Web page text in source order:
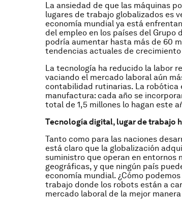
La ansiedad de que las máquinas
lugares de trabajo globalizados es
economía mundial ya está
del empleo en los países del Grupo
podría aumentar hasta más de 60
tendencias actuales de crecimiento
La tecnología ha reducido la labor
vaciando el mercado laboral aún
contabilidad rutinarias. La robótica
manufactura: cada año se
total de 1,5 millones lo hagan este
Tecnología digital, lugar de trabajo
Tanto como para las naciones
está claro que la globalización
suministro que operan en entornos
geográficas, y que ningún país
economía mundial. ¿Cómo
trabajo donde los robots están a
mercado laboral de la mejor